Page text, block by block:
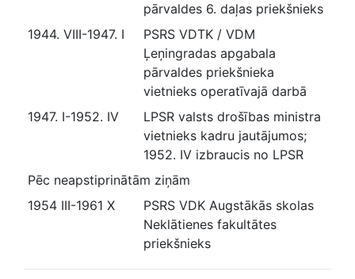
pārvaldes 6. daļas priekšnieks
1944. VIII-1947. I
PSRS VDTK / VDM
Ļeņingradas apgabala
pārvaldes priekšnieka
vietnieks operatīvajā darbā
1947. I-1952. IV
LPSR valsts drošības ministra
vietnieks kadru jautājumos;
1952. IV izbraucis no LPSR
Pēc neapstiprinātām ziņām
1954 III-1961 X
PSRS VDK Augstākās skolas
Neklātienes fakultātes
priekšnieks